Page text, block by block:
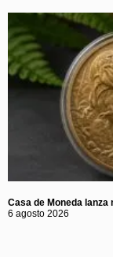
Casa de Moneda
6 agosto 2026